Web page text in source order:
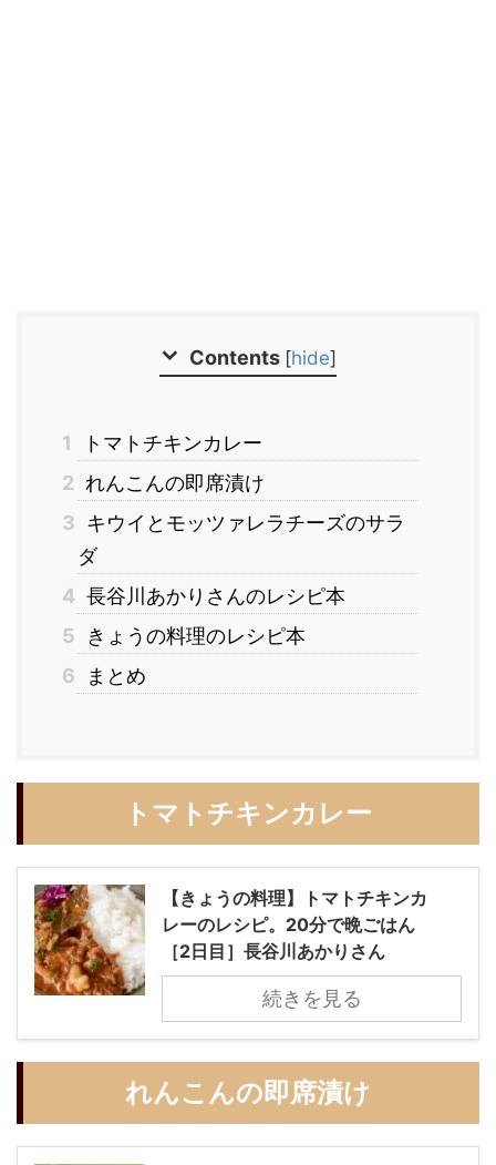
Contents [hide]
1
トマトチキンカレー
2 れんこんの即席漬け
3 キウイとモッツァレラチーズのサラ
ダ
4 長谷川あかりさんのレシピ本
5
きょうの料理のレシピ本
6
まとめ
トマトチキンカレー
【きょうの料理】トマトチキンカ
レーのレシピ。20分で晩ごはん
［2日目］長谷川あかりさん
続きを見る
れんこんの即席漬け